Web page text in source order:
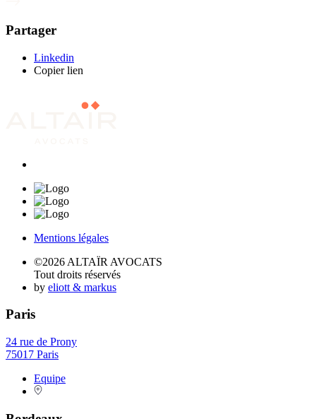
Partager
Linkedin
Copier lien
Mentions légales
©2026 ALTAÏR AVOCATS
Tout droits réservés
by eliott & markus
Paris
24 rue de Prony
75017 Paris
Equipe